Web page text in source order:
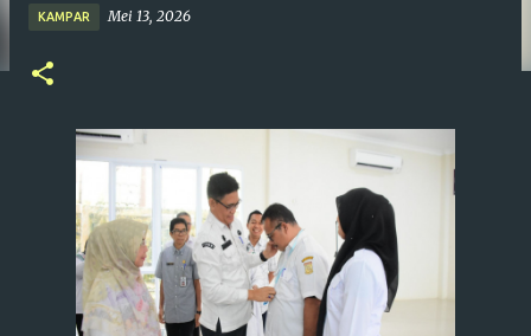
KAMPAR Mei 13, 2026